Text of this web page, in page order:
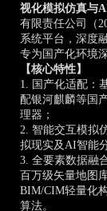
视化模拟仿真与
有限责任公司（
系统平台，深度
专为国产化环境
【核心特性】
1. 国产化适配：
配银河麒麟等国
理器；
2. 智能交互模拟
拟现实及AI智能
3. 全要素数据融
百万级矢量地图
BIM/CIM轻量化
算法。